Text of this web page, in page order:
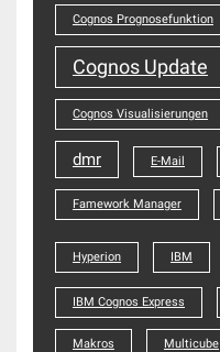
Cognos Prognosefunktion
Cognos Update
Cognos Visualisierungen
dmr E-Mail
Famework Manager
Hyperion IBM
IBM Cognos Express
Makros Multicube